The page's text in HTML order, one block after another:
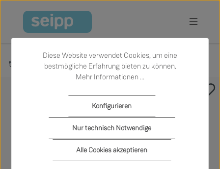
Zum Hauptinhalt springen
Produkte Garten Outdoor-Sessel und -Sofas
Diese Website verwendet Cookies, um eine
bestmögliche Erfahrung bieten zu können.
Mehr Informationen ...
Nur technisch Notwendige
Konfigurieren
Alle Cookies akzeptieren